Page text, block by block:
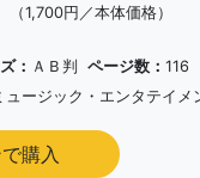
（1,700円／本体価格）
： ＡＢ判 ページ数：116
ュージック・エンタテイメ
購入